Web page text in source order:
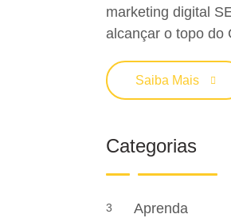
marketing digital
alcançar o topo do
Saiba Mais
Categorias
3 Aprenda